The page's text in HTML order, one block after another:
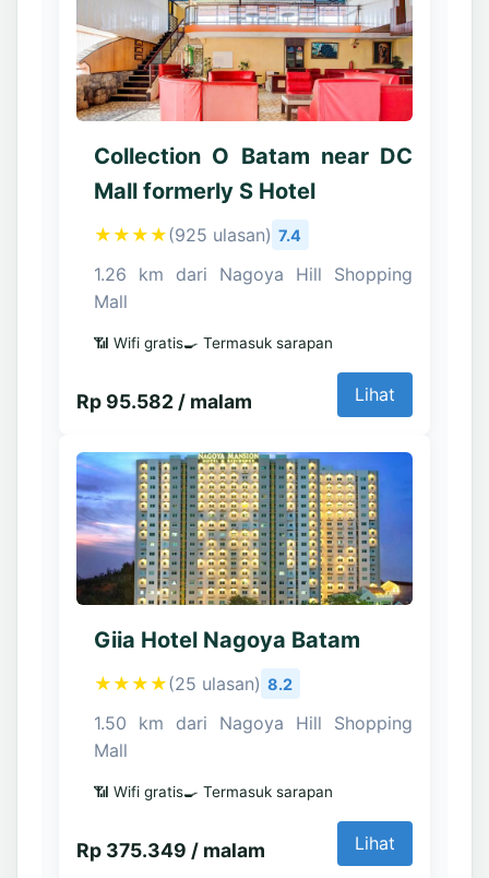
Collection O Batam near DC
Mall formerly S Hotel
★★★★(925 ulasan) 7.4
1.26 km dari Nagoya Hill Shopping
Mall
📶 Wifi gratis🍳 Termasuk sarapan
Rp 95.582 / malam Lihat
Giia Hotel Nagoya Batam
★★★★(25 ulasan) 8.2
1.50 km dari Nagoya Hill Shopping
Mall
📶 Wifi gratis🍳 Termasuk sarapan
Rp 375.349 / malam Lihat